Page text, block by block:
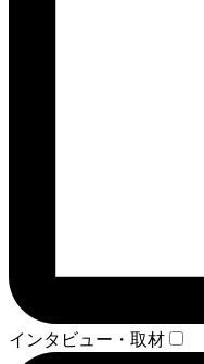
インタビュー・取材